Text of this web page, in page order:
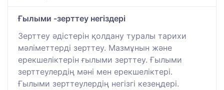
Ғылыми -зерттеу негіздері
Зерттеу әдістерін қолдану туралы тарихи
мәліметтерді зерттеу. Мазмұнын және
ерекшеліктерін ғылыми зерттеу. Ғылыми
зерттеулердің мәні мен ерекшеліктері.
Ғылыми зерттеулердің негізгі кезеңдері.